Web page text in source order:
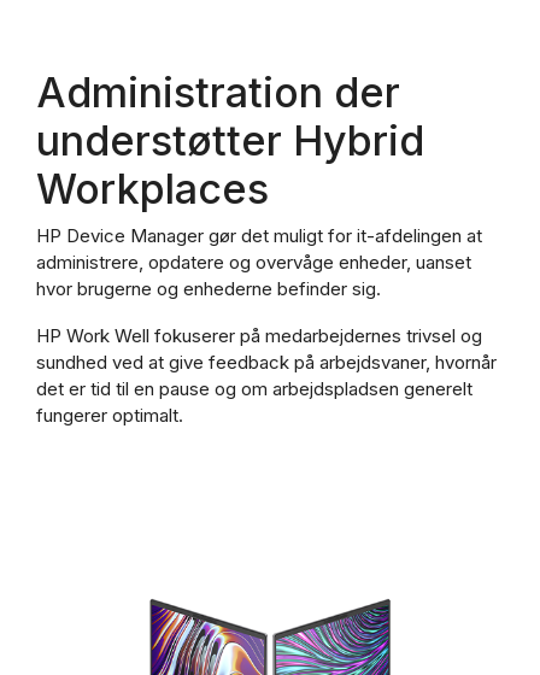
Administration der
understøtter Hybrid
Workplaces
HP Device Manager gør det muligt for it-afdelingen at
administrere, opdatere og overvåge enheder, uanset
hvor brugerne og enhederne befinder sig.
HP Work Well fokuserer på medarbejdernes trivsel og
sundhed ved at give feedback på arbejdsvaner, hvornår
det er tid til en pause og om arbejdspladsen generelt
fungerer optimalt.